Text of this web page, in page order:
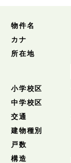
物件名
カナ
所在地
小学校区
中学校区
交通
建物種別
戸数
構造